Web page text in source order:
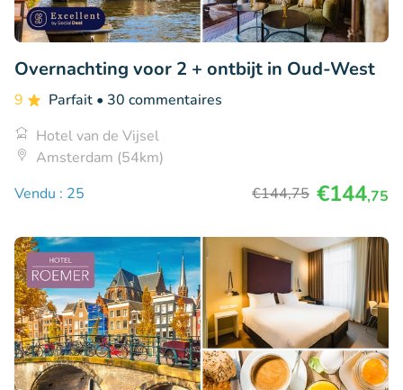
Overnachting voor 2 + ontbijt in Oud-West
9 Parfait • 30 commentaires
Hotel van de Vijsel
Amsterdam (54km)
Vendu : 25
€144,75 €144,75